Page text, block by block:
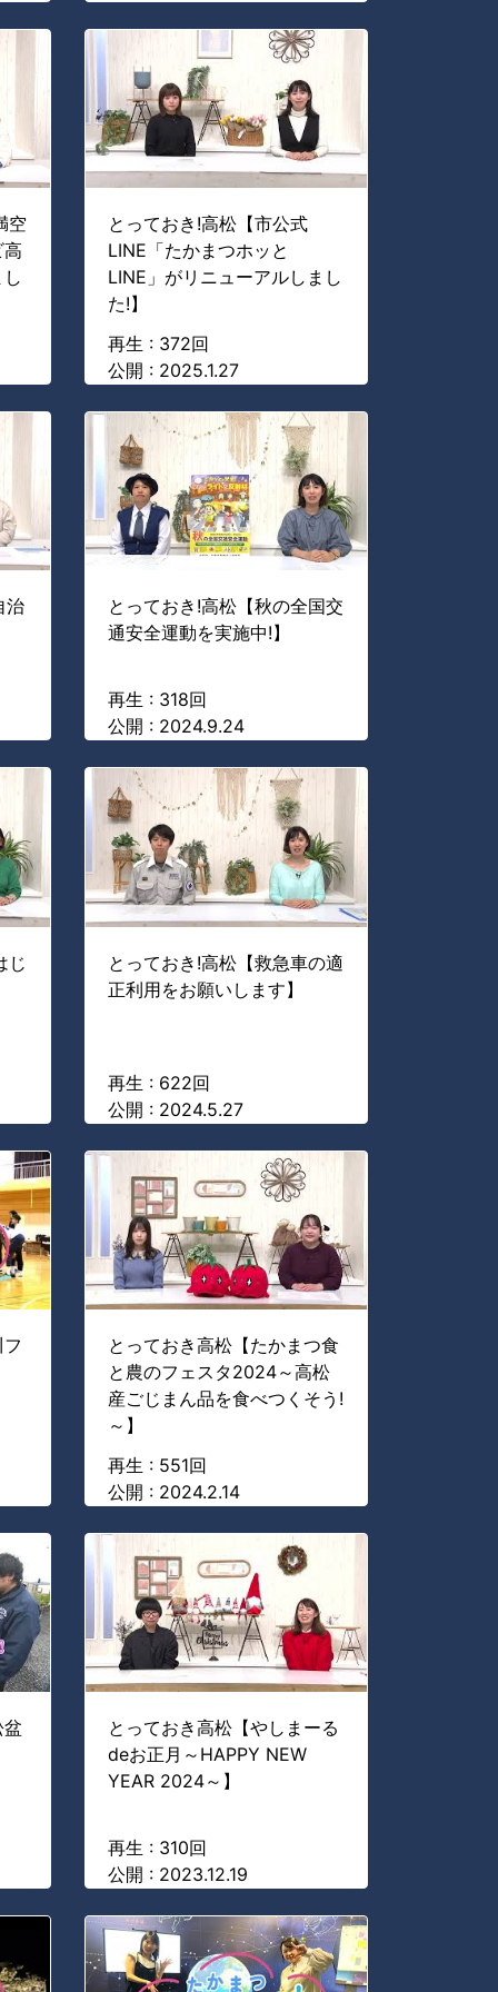
空
とっておき!高松【市公式
LINE「たかまつホッと
LINE」がリニューアルしまし
た!】
再生 : 372回
公開 : 2025.1.27
治
とっておき!高松【秋の全国交
通安全運動を実施中!】
再生 : 318回
公開 : 2024.9.24
じ
とっておき!高松【救急車の適
正利用をお願いします】
再生 : 622回
公開 : 2024.5.27
とっておき高松【たかまつ食
と農のフェスタ2024～高松
産ごじまん品を食べつくそう!
～】
再生 : 551回
公開 : 2024.2.14
とっておき高松【やしまーる
deお正月～HAPPY NEW
YEAR 2024～】
再生 : 310回
公開 : 2023.12.19